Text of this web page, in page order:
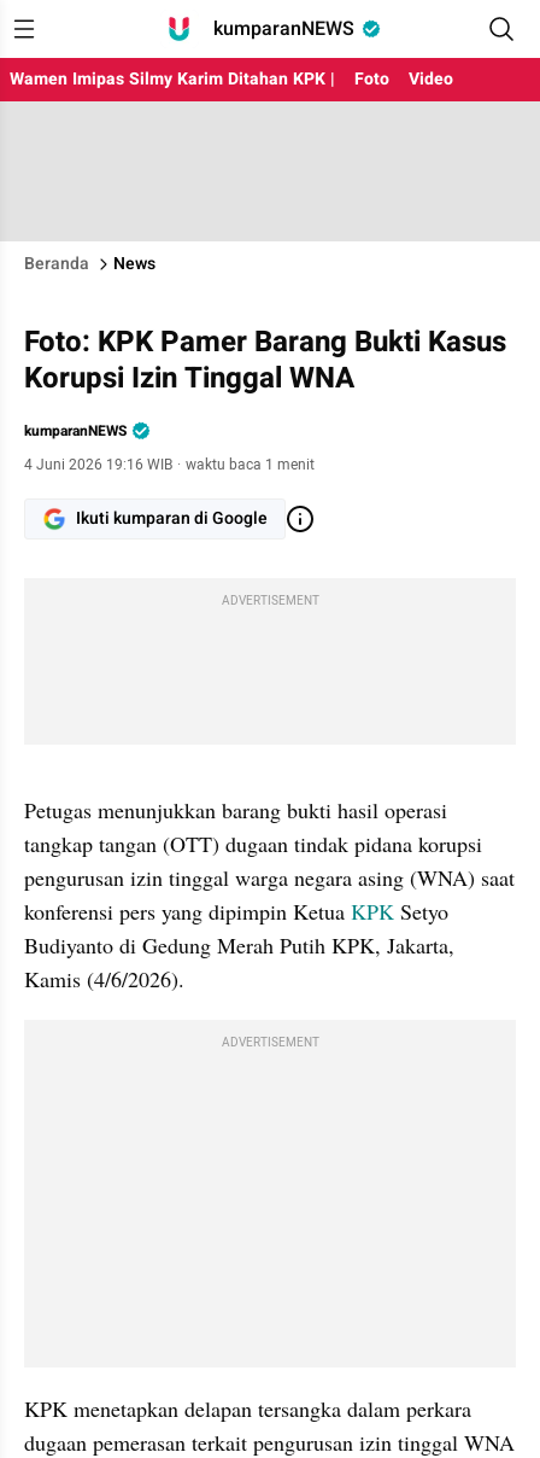
kumparanNEWS
Wamen Imipas Silmy Karim Ditahan KPK | Foto Video
Beranda News
Foto: KPK Pamer Barang Bukti Kasus
Korupsi Izin Tinggal WNA
kumparanNEWS
4 Juni 2026 19:16 WIB · waktu baca 1 menit
Ikuti kumparan di Google
ADVERTISEMENT
Petugas menunjukkan barang bukti hasil operasi
tangkap tangan (OTT) dugaan tindak pidana korupsi
pengurusan izin tinggal warga negara asing (WNA) saat
konferensi pers yang dipimpin Ketua KPK Setyo
Budiyanto di Gedung Merah Putih KPK, Jakarta,
Kamis (4/6/2026).
ADVERTISEMENT
KPK menetapkan delapan tersangka dalam perkara
dugaan pemerasan terkait pengurusan izin tinggal WNA